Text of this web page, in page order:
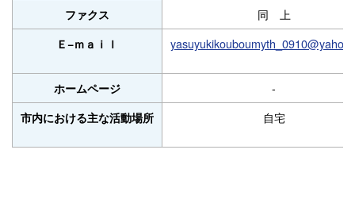
ファクス 同 上
Ｅ−ｍａｉｌ
ホームページ -
市内における主な活動場所 自宅